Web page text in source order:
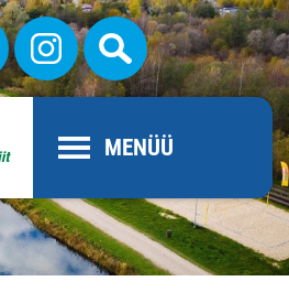
MENÜÜ